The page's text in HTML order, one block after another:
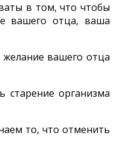
в том, что чтобы
вашего отца, ваша
вашего отца
организма
то, что отменить